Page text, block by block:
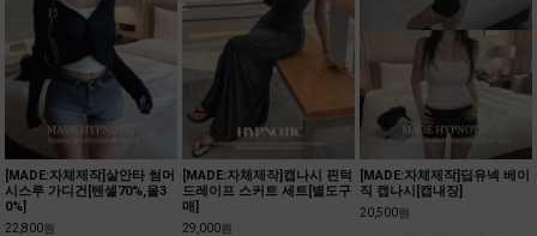
[MADE:자체제작]살안타 썸머
시스루 가디건[텐셀70%,울3
0%]
22,800원
얇은 두께감으로 착용감이 좋으
며 가벼운 원단으로 데일리하게
[MADE:자체제작]캡나시 핀턱
드레이프 스커트 세트[별도구
매]
29,000원
여성스러우면서 여름시즌 데일리
하게 즐겨입기 좋은 나시 롱스커
[MADE:자체제작]딥유넥 베이
직 캡나시[캡내장]
20,500원
베이직한 디자인으로 이지하고